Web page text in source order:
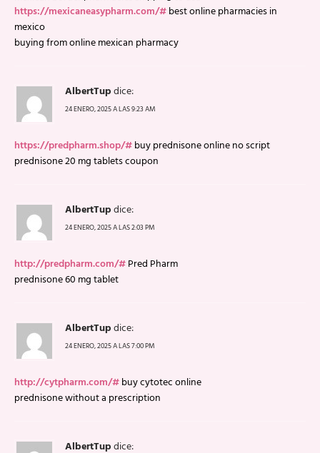
https://mexicaneasypharm.com/#best online pharmacies in
mexico
buying from online mexican pharmacy
AlbertTupdice:
24 ENERO, 2025 A LAS 9:23 AM
https://predpharm.shop/#buy prednisone online no script
prednisone 20 mg tablets coupon
AlbertTupdice:
24 ENERO, 2025 A LAS 2:03 PM
http://predpharm.com/#Pred Pharm
prednisone 60 mg tablet
AlbertTupdice:
24 ENERO, 2025 A LAS 7:00 PM
http://cytpharm.com/#buy cytotec online
prednisone without a prescription
AlbertTupdice: